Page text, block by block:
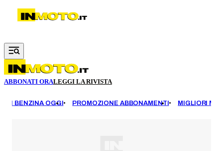
Vai al contenuto principale
ABBONATI ORALEGGI LA RIVISTA
BENZINA OGGI PROMOZIONE ABBONAMENTI MIGLIORI